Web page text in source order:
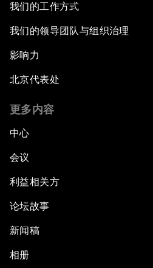
我们的工作方式
我们的领导团队与组织治理
影响力
北京代表处
更多内容
中心
会议
利益相关方
论坛故事
新闻稿
相册